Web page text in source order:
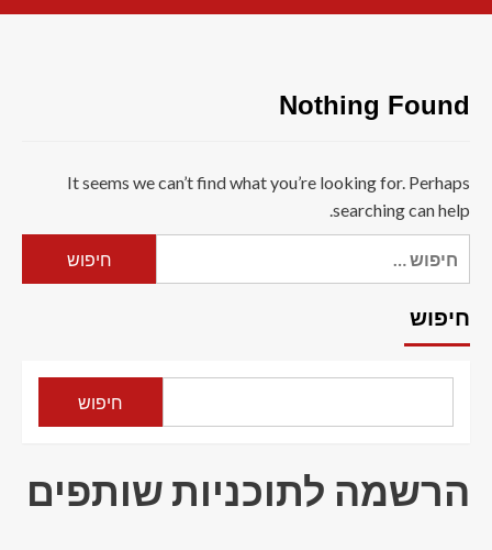
Nothing Found
It seems we can’t find what you’re looking for. Perhaps
searching can help.
חיפוש
חיפוש
הרשמה לתוכניות שותפים